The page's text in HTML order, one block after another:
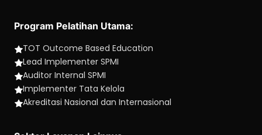
Program Pelatihan Utama:
TOT Outcome Based Education
Lead Implementer SPMI
Auditor Internal SPMI
Implementer Tata Kelola
Akreditasi Nasional dan Internasional